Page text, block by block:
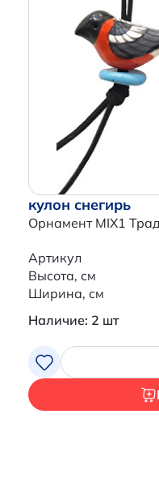
кулон снегирь
Орнамент MIX1
Артикул
Высота, см
Ширина, см
Наличие: 2 шт